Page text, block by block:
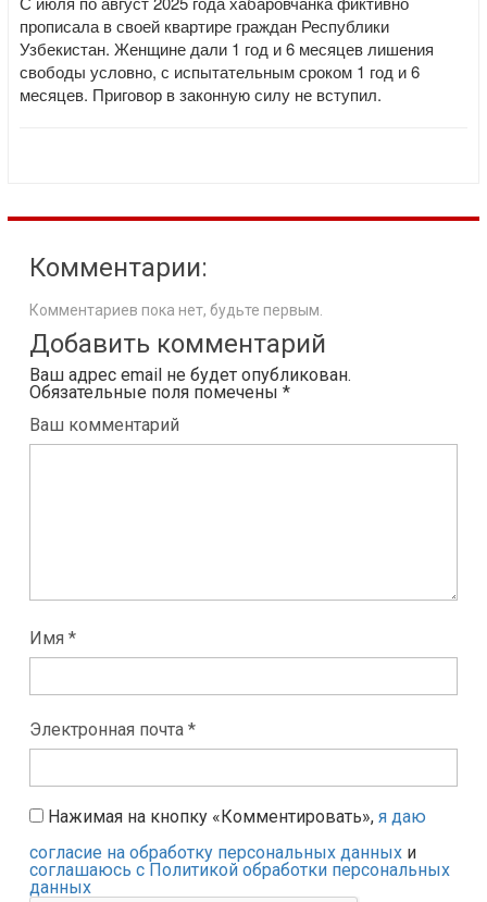
прописала в своей квартире граждан Республики
Узбекистан. Женщине дали 1 год и 6 месяцев лишения
свободы условно, с испытательным сроком 1 год и 6
месяцев. Приговор в законную силу не вступил.
Комментарии:
Комментариев пока нет, будьте первым.
Добавить комментарий
Ваш адрес email не будет опубликован.
Обязательные поля помечены *
Ваш комментарий
Имя *
Электронная почта *
Нажимая на кнопку «Комментировать», я даю
согласие на обработку персональных данных и
соглашаюсь с Политикой обработки персональных
данных